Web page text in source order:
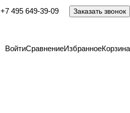
+7 495 649-39-09 Заказать звонок
ВойтиСравнениеИзбранноеКорзина